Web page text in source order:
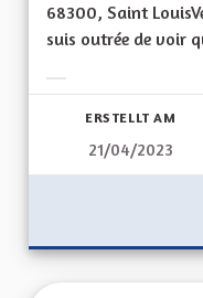
68300, Saint
suis outrée de voir
ERSTELLT AM
21/04/2023